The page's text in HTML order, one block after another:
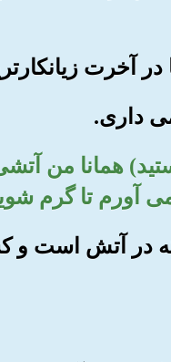
همانا من
آورم تا گرم
که در آتش است و